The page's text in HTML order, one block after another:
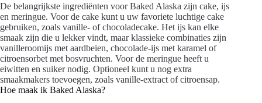
De belangrijkste ingrediënten voor Baked Alaska zijn cake, ijs
en meringue. Voor de cake kunt u uw favoriete luchtige cake
gebruiken, zoals vanille- of chocoladecake. Het ijs kan elke
smaak zijn die u lekker vindt, maar klassieke combinaties zijn
vanilleroomijs met aardbeien, chocolade-ijs met karamel of
citroensorbet met bosvruchten. Voor de meringue heeft u
eiwitten en suiker nodig. Optioneel kunt u nog extra
smaakmakers toevoegen, zoals vanille-extract of citroensap.
Hoe maak ik Baked Alaska?